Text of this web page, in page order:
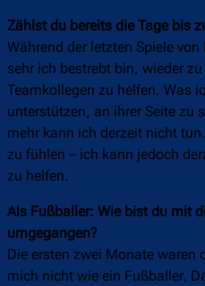
Zählst du bereits die Tage bis
Während der letzten Spiele
sehr ich bestrebt bin, wieder
Teamkollegen zu helfen. Was
unterstützen, an ihrer Seite zu
mehr kann ich derzeit nicht
zu fühlen – ich kann jedoch
zu helfen.
Als Fußballer: Wie bist du mit
umgegangen?
Die ersten zwei Monate waren
mich nicht wie ein Fußballer.